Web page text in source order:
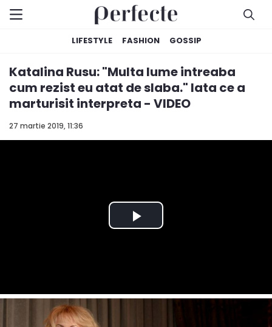
LIFESTYLE FASHION GOSSIP
27 martie 2019, 11:36
Katalina Rusu: "Multa lume intreaba
cum rezist eu atat de slaba." Iata ce a
marturisit interpreta - VIDEO